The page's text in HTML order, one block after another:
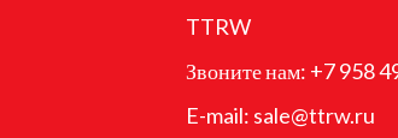
TTRW
Звоните нам: +7 958
E-mail: sale@ttrw.ru